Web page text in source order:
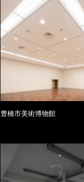
豊橋市美術博物館